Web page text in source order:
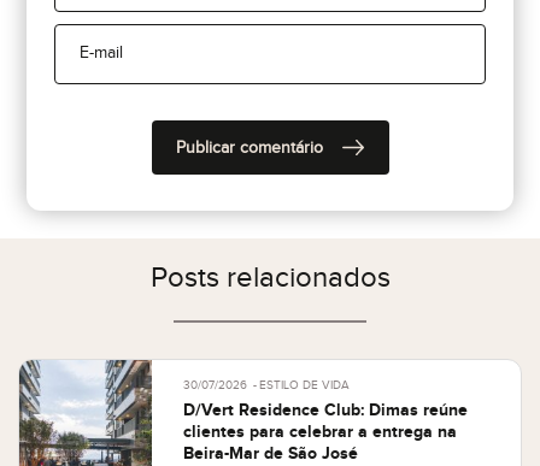
Posts relacionados
30/07/2026 ESTILO DE VIDA
D/Vert Residence Club: Dimas reúne
clientes para celebrar a entrega na
Beira-Mar de São José